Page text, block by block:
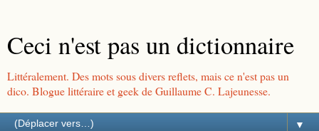
Ceci n'est pas un dictionnaire
Littéralement. Des mots sous divers reflets, mais ce n'est pas un
dico. Blogue littéraire et geek de Guillaume C. Lajeunesse.
▼